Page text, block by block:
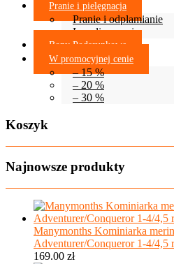
Pranie i pielęgnacja
Pranie i odplamianie
Lanolinowanie
Bony Podarunkowe
W promocyjnej cenie
– 15 %
– 20 %
– 30 %
Koszyk
Najnowsze produkty
Manymonths Kominiarka
Adventurer/Conqueror 1-4/
169.00 zł